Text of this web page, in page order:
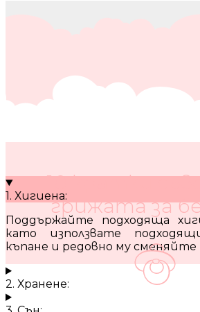
10 кратки
грижата за
1. Хигиена:
Поддържайте подходяща
като използвате
къпане и редовно му
2. Хранене: